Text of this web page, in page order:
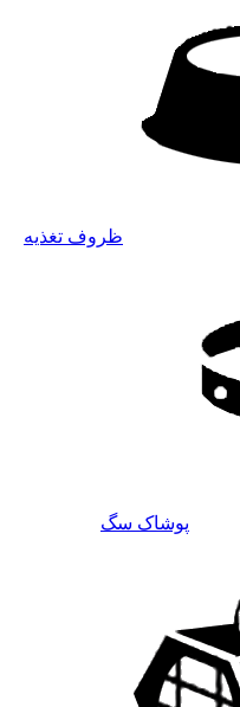
ظروف تغذیه
پوشاک سگ